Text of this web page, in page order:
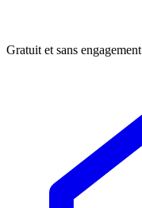
Gratuit et sans engagement